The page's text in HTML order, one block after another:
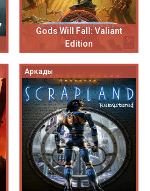
Gods Will Fall: Valiant
Edition
Аркады